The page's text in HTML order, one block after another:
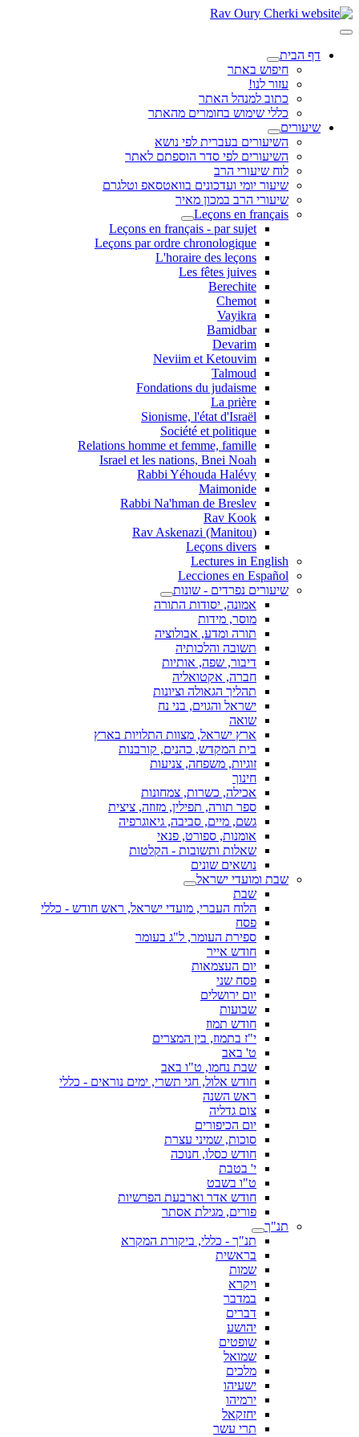
דף הבית
חיפוש באתר
עזור לנו!
כתוב למנהל האתר
כללי שימוש בחומרים מהאתר
שיעורים
השיעורים בעברית לפי נושא
השיעורים לפי סדר הוספתם לאתר
לוח שיעורי הרב
שיעור יומי ועדכונים בוואטסאפ וטלגרם
שיעורי הרב במכון מאיר
Leçons en français
Leçons en français - par sujet
Leçons par ordre chronologique
L'horaire des leçons
Les fêtes juives
Berechite
Chemot
Vayikra
Bamidbar
Devarim
Neviim et Ketouvim
Talmoud
Fondations du judaisme
La prière
Sionisme, l'état d'Israël
Société et politique
Relations homme et femme, famille
Israel et les nations, Bnei Noah
Rabbi Yéhouda Halévy
Maimonide
Rabbi Na'hman de Breslev
Rav Kook
(Rav Askenazi (Manitou
Leçons divers
Lectures in English
Lecciones en Español
שיעורים נפרדים - שונות
אמונה, יסודות התורה
מוסר, מידות
תורה ומדע, אבולוציה
תשובה והלכותיה
דיבור, שפה, אותיות
חברה, אקטואליה
תהליך הגאולה וציונות
ישראל והגוים, בני נח
שואה
ארץ ישראל, מצוות התלויות בארץ
בית המקדש, כהנים, קורבנות
זוגיות, משפחה, צניעות
חינוך
אכילה, כשרות, צמחונות
ספר תורה, תפילין, מזוזה, ציצית
גשם, מיים, סביבה, גיאוגרפיה
אומנות, ספורט, פנאי
שאלות ותשובות - הקלטות
נושאים שונים
שבת ומועדי ישראל
שבת
הלוח העברי, מועדי ישראל, ראש חודש - כללי
פסח
ספירת העומר, ל"ג בעומר
חודש אייר
יום העצמאות
פסח שני
יום ירושלים
שבועות
חודש תמוז
י"ז בתמוז, בין המצרים
ט' באב
שבת נחמו, ט"ו באב
חודש אלול, חגי תשרי, ימים נוראים - כללי
ראש השנה
צום גדליה
יום הכיפורים
סוכות, שמיני עצרת
חודש כסלו, חנוכה
י' בטבת
ט"ו בשבט
חודש אדר וארבעת הפרשיות
פורים, מגילת אסתר
תנ"ך
תנ"ך - כללי, ביקורת המקרא
בראשית
שמות
ויקרא
במדבר
דברים
יהושע
שופטים
שמואל
מלכים
ישעיהו
ירמיהו
יחזקאל
תרי עשר